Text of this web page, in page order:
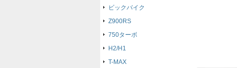
ビックバイク
Z900RS
750ターボ
H2/H1
T-MAX